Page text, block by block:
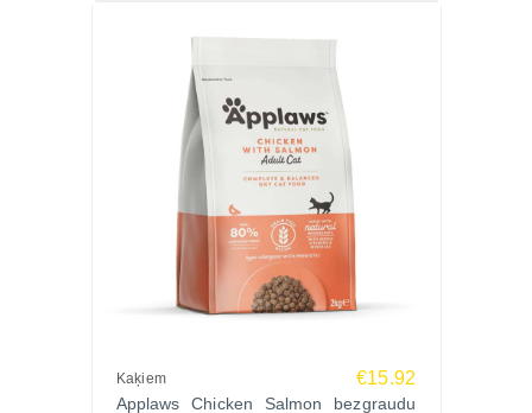
piegādi visā Latvijā.
Kaķiem €15.92
Applaws Chicken Salmon bezgraudu